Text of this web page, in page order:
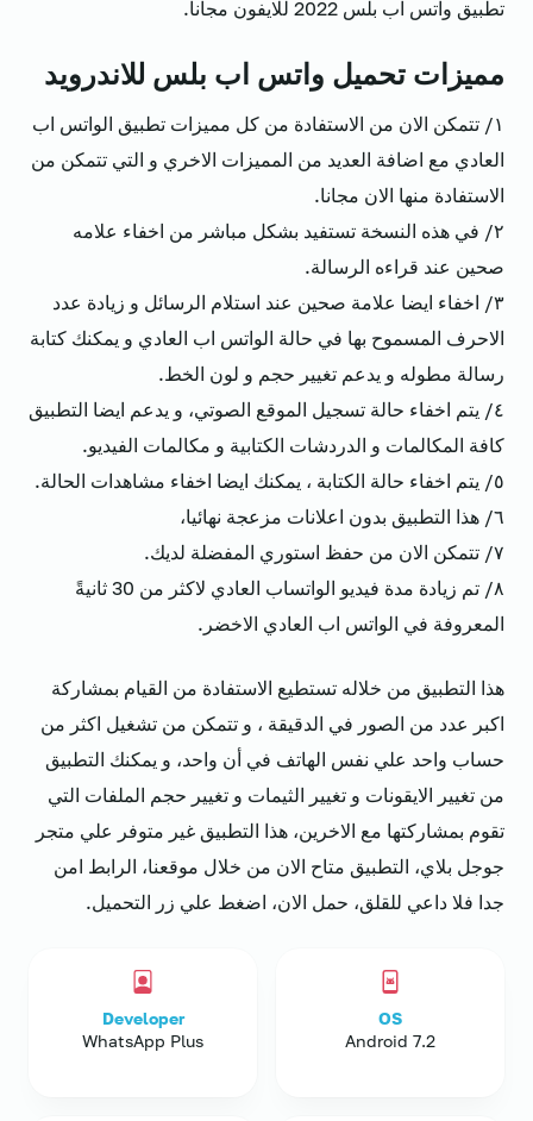
تطبيق واتس اب بلس 2022 للايفون مجانا.
مميزات تحميل واتس اب بلس للاندرويد
١/ تتمكن الان من الاستفادة من كل مميزات تطبيق الواتس اب
العادي مع اضافة العديد من المميزات الاخري و التي تتمكن من
الاستفادة منها الان مجانا.
٢/ في هذه النسخة تستفيد بشكل مباشر من اخفاء علامه
صحين عند قراءه الرسالة.
٣/ اخفاء ايضا علامة صحين عند استلام الرسائل و زيادة عدد
الاحرف المسموح بها في حالة الواتس اب العادي و يمكنك كتابة
رسالة مطوله و يدعم تغيير حجم و لون الخط.
٤/ يتم اخفاء حالة تسجيل الموقع الصوتي، و يدعم ايضا التطبيق
كافة المكالمات و الدردشات الكتابية و مكالمات الفيديو.
٥/ يتم اخفاء حالة الكتابة ، يمكنك ايضا اخفاء مشاهدات الحالة.
٦/ هذا التطبيق بدون اعلانات مزعجة نهائيا،
٧/ تتمكن الان من حفظ استوري المفضلة لديك.
٨/ تم زيادة مدة فيديو الواتساب العادي لاكثر من 30 ثانيةً
المعروفة في الواتس اب العادي الاخضر.
هذا التطبيق من خلاله تستطيع الاستفادة من القيام بمشاركة
اكبر عدد من الصور في الدقيقة ، و تتمكن من تشغيل اكثر من
حساب واحد علي نفس الهاتف في أن واحد، و يمكنك التطبيق
من تغيير الايقونات و تغيير الثيمات و تغيير حجم الملفات التي
تقوم بمشاركتها مع الاخرين، هذا التطبيق غير متوفر علي متجر
جوجل بلاي، التطبيق متاح الان من خلال موقعنا، الرابط امن
جدا فلا داعي للقلق، حمل الان، اضغط علي زر التحميل.
Developer
WhatsApp Plus
OS
Android 7.2